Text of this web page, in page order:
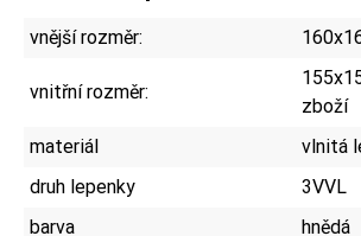
vnější rozměr:
vnitřní rozměr:
zboží
materiál
vlnitá
druh lepenky
3VVL
barva
hnědá